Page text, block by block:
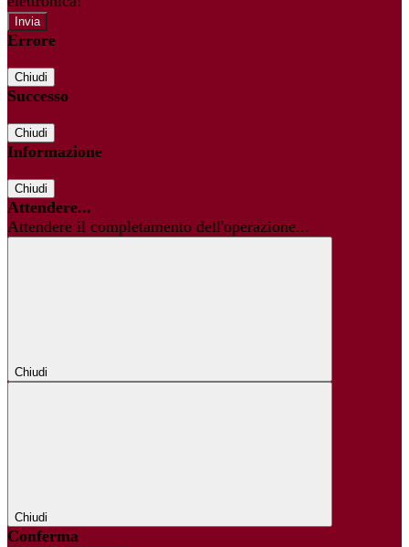
Errore
Chiudi
Successo
Chiudi
Informazione
Chiudi
Attendere...
Attendere il completamento dell'operazione...
Chiudi
Chiudi
Conferma